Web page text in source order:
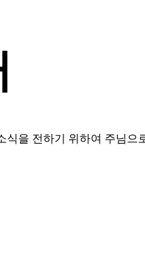
을 전하기 위하여 주님으